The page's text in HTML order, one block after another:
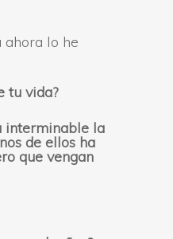
lo he
tu vida?
interminable la
de ellos ha
que vengan